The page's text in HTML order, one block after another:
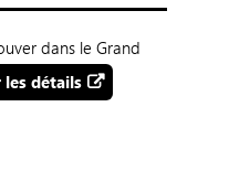
dans le Grand
les détails